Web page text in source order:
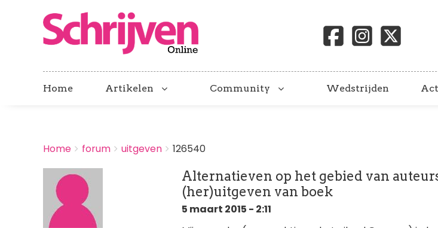
Home Artikelen Community Wedstrijden
BREADCRUMBS
You
here:
Home forum uitgeven 126540
Alternatieven op het gebied van
(her)uitgeven van boek
5 maart 2015 - 2:11